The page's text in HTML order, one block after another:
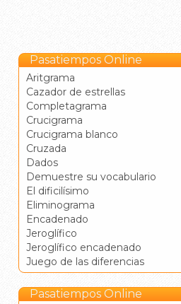
Pasatiempos Online
Aritgrama
Cazador de estrellas
Completagrama
Crucigrama
Crucigrama blanco
Cruzada
Dados
Demuestre su vocabulario
El dificilísimo
Eliminograma
Encadenado
Jeroglífico
Jeroglífico encadenado
Juego de las diferencias
Pasatiempos Online